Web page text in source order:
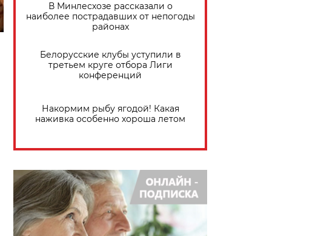
В Минлесхозе рассказали о
наиболее пострадавших от непогоды
районах
Белорусские клубы уступили в
третьем круге отбора Лиги
конференций
Накормим рыбу ягодой! Какая
наживка особенно хороша летом